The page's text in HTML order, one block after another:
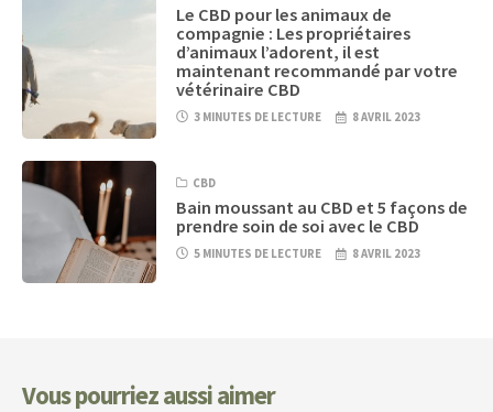
Le CBD pour les animaux de
compagnie : Les propriétaires
d’animaux l’adorent, il est
maintenant recommandé par votre
vétérinaire CBD
3 MINUTES DE LECTURE 8 AVRIL 2023
CBD
Bain moussant au CBD et 5 façons de
prendre soin de soi avec le CBD
5 MINUTES DE LECTURE 8 AVRIL 2023
Vous pourriez aussi aimer